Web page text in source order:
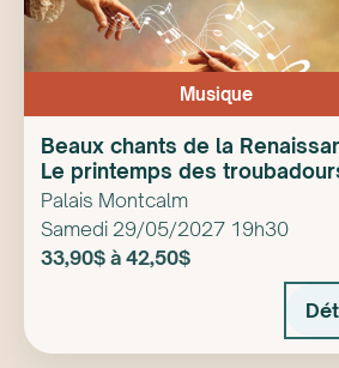
présentation de Productions
Flamenco
Jazz
Musique
Beaux chants de la
Le printemps des
Les Rhapsodes
Palais Montcalm
Samedi 29/05/2027 19h30
33,90$ à 42,50$